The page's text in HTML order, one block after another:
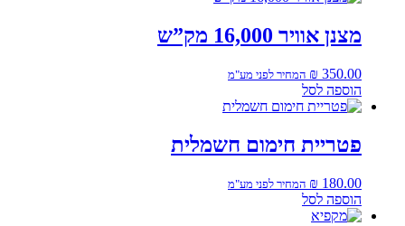
מצנן אוויר 16,000 מק”ש
₪ 350.00 המחיר לפני מע"מ
הוספה לסל
פטריית חימום חשמלית
₪ 180.00 המחיר לפני מע"מ
הוספה לסל